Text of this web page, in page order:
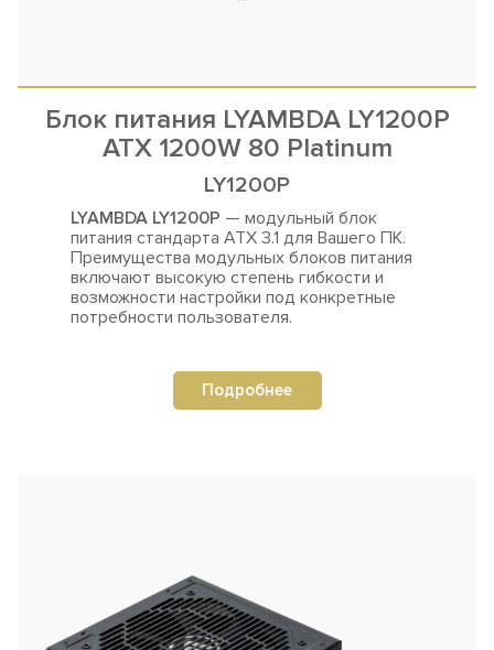
Блок питания LYAMBDA LY1200P
ATX 1200W 80 Platinum
LY1200P
LYAMBDA LY1200P — модульный блок
питания стандарта ATX 3.1 для Вашего ПК.
Преимущества модульных блоков питания
включают высокую степень гибкости и
возможности настройки под конкретные
потребности пользователя.
Подробнее